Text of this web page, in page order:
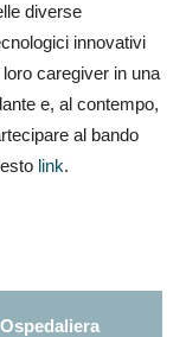
diverse
innovativi
caregiver in una
e, al contempo,
al bando
link.